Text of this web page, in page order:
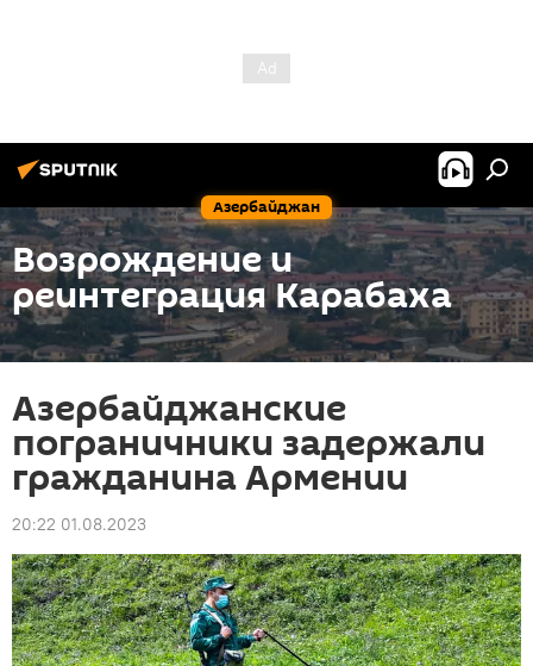
Азербайджан
Возрождение и
реинтеграция Карабаха
Азербайджанские
пограничники задержали
гражданина Армении
20:22 01.08.2023